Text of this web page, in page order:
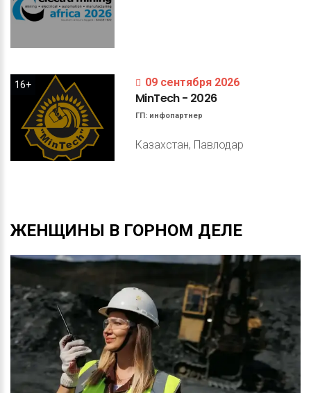
16+ 09 сентября 2026
MinTech- 2026
ГП: инфопартнер
Казахстан, Павлодар
ЖЕНЩИНЫ В ГОРНОМ ДЕЛЕ